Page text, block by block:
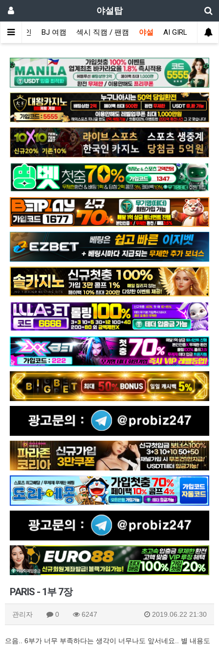
야설탑
메인 BJ 여캠 섹시 직캠 / 팬캠 야설 AI GIRL
PARIS - 1부 7장
관리자 0 6247 2019.06.22 21:30
으음.. 6부가 너무 부족하다는 생각이 너무나도 앞서네요.. 별 내용도